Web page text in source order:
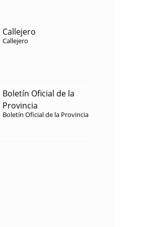
Callejero
Callejero
Boletín Oficial de la
Provincia
Boletín Oficial de la Provincia